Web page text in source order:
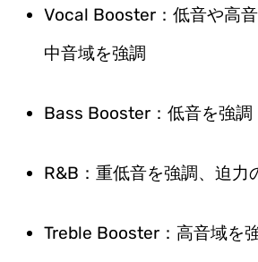
Vocal Booster：低音や高音
中音域を強調
Bass Booster：低音を強調
R&B：重低音を強調、迫力
Treble Booster：高音域を